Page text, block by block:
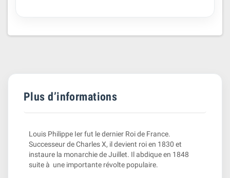
Plus d’informations
Louis Philippe Ier fut le dernier Roi de France.
Successeur de Charles X, il devient roi en 1830 et
instaure la monarchie de Juillet. Il abdique en 1848
suite à une importante révolte populaire.